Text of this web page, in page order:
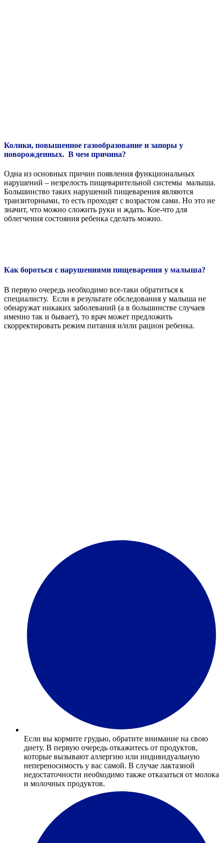
Колики, повышенное газообразование и запоры у
новорожденных. В чем причина?
Одна из основных причин появления функциональных
нарушений – незрелость пищеварительной системы малыша.
Большинство таких нарушений пищеварения являются
транзиторными, то есть проходят с возрастом сами. Но это не
значит, что можно сложить руки и ждать. Кое-что для
облегчения состояния ребенка сделать можно.
Как бороться с нарушениями пищеварения у малыша?
В первую очередь необходимо все-таки обратиться к
специалисту. Если в результате обследования у малыша не
обнаружат никаких заболеваний (а в большинстве случаев
именно так и бывает), то врач может предложить
скорректировать режим питания и/или рацион ребенка.
Если вы кормите грудью, обратите внимание на свою
диету. В первую очередь откажитесь от продуктов,
которые вызывают аллергию или индивидуальную
непереносимость у вас самой. В случае лактазной
недостаточности необходимо также отказаться от молока
и молочных продуктов.